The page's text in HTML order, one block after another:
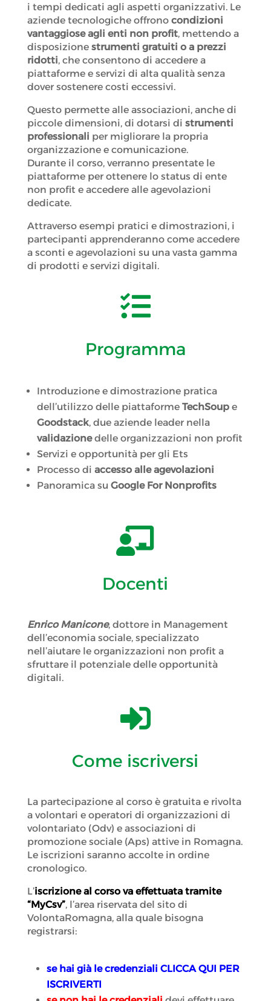
i tempi dedicati agli aspetti organizzativi. Le
aziende tecnologiche offrono condizioni
vantaggiose agli enti non profit, mettendo a
disposizione strumenti gratuiti o a prezzi
ridotti, che consentono di accedere a
piattaforme e servizi di alta qualità senza
dover sostenere costi eccessivi.
Questo permette alle associazioni, anche di
piccole dimensioni, di dotarsi di strumenti
professionali per migliorare la propria
organizzazione e comunicazione.
Durante il corso, verranno presentate le
piattaforme per ottenere lo status di ente
non profit e accedere alle agevolazioni
dedicate.
Attraverso esempi pratici e dimostrazioni, i
partecipanti apprenderanno come accedere
a sconti e agevolazioni su una vasta gamma
di prodotti e servizi digitali.

Programma
Introduzione e dimostrazione pratica
dell’utilizzo delle piattaforme TechSoupe
Goodstack, due aziende leader nella
validazionedelle organizzazioni non profit
Servizi e opportunità per gli Ets
Processo di accesso alle agevolazioni
Panoramica su Google For Nonprofits

Docenti
Enrico Manicone, dottore in Management
dell’economia sociale, specializzato
nell’aiutare le organizzazioni non profit a
sfruttare il potenziale delle opportunità
digitali.

Come iscriversi
La partecipazione al corso è gratuita e rivolta
a volontari e operatori di organizzazioni di
volontariato (Odv) e associazioni di
promozione sociale (Aps) attive in Romagna.
Le iscrizioni saranno accolte in ordine
cronologico.
L’iscrizione al corso va effettuata tramite
“MyCsv”, l’area riservata del sito di
VolontaRomagna, alla quale bisogna
registrarsi:
se hai già le credenziali CLICCA QUI PER
ISCRIVERTI